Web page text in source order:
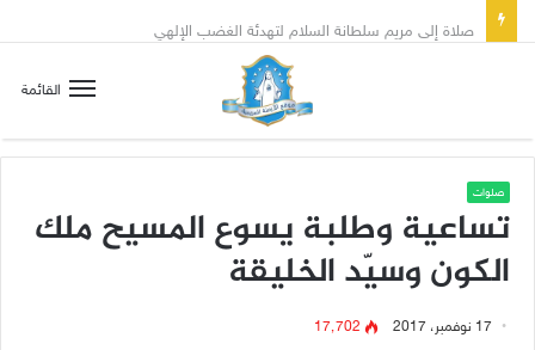
صلاة إلى مريم سلطانة السلام لتهدئة الغضب الإلهي
القائمة
صلوات
تساعية وطلبة يسوع المسيح ملك
الكون وسيّد الخليقة
17 نوفمبر، 2017 17٬702